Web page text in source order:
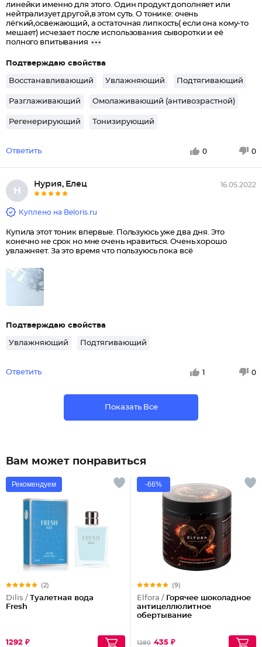
линейки именно для этого. Один продукт дополняет или
нейтрализует другой,в этом суть. О тонике: очень
лёгкий,освежающий, а остаточная липкость( если она кому-то
мешает) исчезает после использования сыворотки и её
полного впитывания
Подтверждаю свойства
Восстанавливающий Увлажняющий Подтягивающий
Разглаживающий Омолаживающий (антивозрастной)
Регенерирующий Тонизирующий
Ответить 0 0
Н
Нурия, Елец 16.05.2022
Куплено на Beloris.ru
Купила этот тоник впервые. Пользуюсь уже два дня. Это
конечно не срок но мне очень нравиться. Очень хорошо
увлажняет. За это время что пользуюсь пока всё
Подтверждаю свойства
Увлажняющий Подтягивающий
Ответить 1 0
Показать Все
Вам может понравиться
Рекомендуем
(2)
Dilis / Туалетная вода
Fresh
1292 ₽
-66%
(9)
Elfora / Горячее шоколадное
антицеллюлитное
обертывание
1280 435 ₽